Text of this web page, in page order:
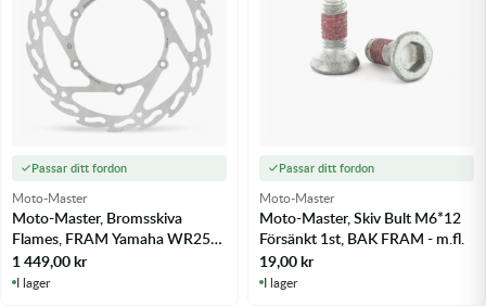
Passar ditt fordon
Moto-Master
Moto-Master, Bromsskiva
Flames, FRAM Yamaha WR250
16-19 - m.fl.
1 449,00kr
I lager
Passar ditt fordon
Moto-Master
Moto-Master, Skiv Bult M6*12
Försänkt 1st, BAK FRAM - m.fl.
19,00kr
I lager